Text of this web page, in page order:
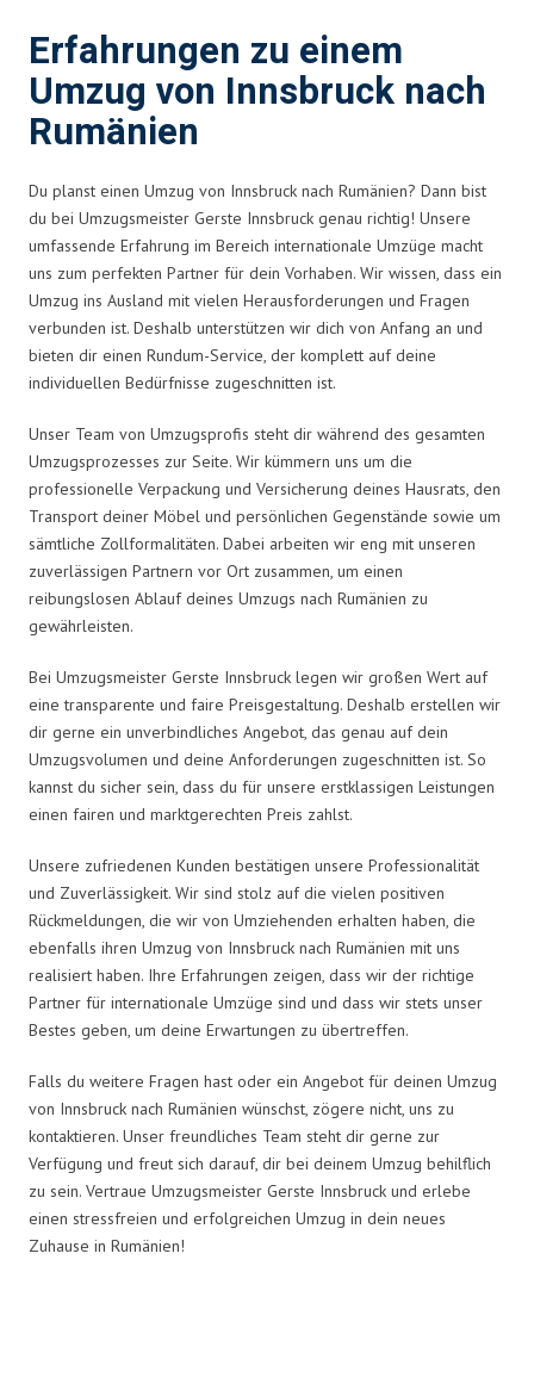
Erfahrungen zu einem
Umzug von Innsbruck nach
Rumänien
Du planst einen Umzug von Innsbruck nach Rumänien? Dann bist
du bei Umzugsmeister Gerste Innsbruck genau richtig! Unsere
umfassende Erfahrung im Bereich internationale Umzüge macht
uns zum perfekten Partner für dein Vorhaben. Wir wissen, dass ein
Umzug ins Ausland mit vielen Herausforderungen und Fragen
verbunden ist. Deshalb unterstützen wir dich von Anfang an und
bieten dir einen Rundum-Service, der komplett auf deine
individuellen Bedürfnisse zugeschnitten ist.
Unser Team von Umzugsprofis steht dir während des gesamten
Umzugsprozesses zur Seite. Wir kümmern uns um die
professionelle Verpackung und Versicherung deines Hausrats, den
Transport deiner Möbel und persönlichen Gegenstände sowie um
sämtliche Zollformalitäten. Dabei arbeiten wir eng mit unseren
zuverlässigen Partnern vor Ort zusammen, um einen
reibungslosen Ablauf deines Umzugs nach Rumänien zu
gewährleisten.
Bei Umzugsmeister Gerste Innsbruck legen wir großen Wert auf
eine transparente und faire Preisgestaltung. Deshalb erstellen wir
dir gerne ein unverbindliches Angebot, das genau auf dein
Umzugsvolumen und deine Anforderungen zugeschnitten ist. So
kannst du sicher sein, dass du für unsere erstklassigen Leistungen
einen fairen und marktgerechten Preis zahlst.
Unsere zufriedenen Kunden bestätigen unsere Professionalität
und Zuverlässigkeit. Wir sind stolz auf die vielen positiven
Rückmeldungen, die wir von Umziehenden erhalten haben, die
ebenfalls ihren Umzug von Innsbruck nach Rumänien mit uns
realisiert haben. Ihre Erfahrungen zeigen, dass wir der richtige
Partner für internationale Umzüge sind und dass wir stets unser
Bestes geben, um deine Erwartungen zu übertreffen.
Falls du weitere Fragen hast oder ein Angebot für deinen Umzug
von Innsbruck nach Rumänien wünschst, zögere nicht, uns zu
kontaktieren. Unser freundliches Team steht dir gerne zur
Verfügung und freut sich darauf, dir bei deinem Umzug behilflich
zu sein. Vertraue Umzugsmeister Gerste Innsbruck und erlebe
einen stressfreien und erfolgreichen Umzug in dein neues
Zuhause in Rumänien!